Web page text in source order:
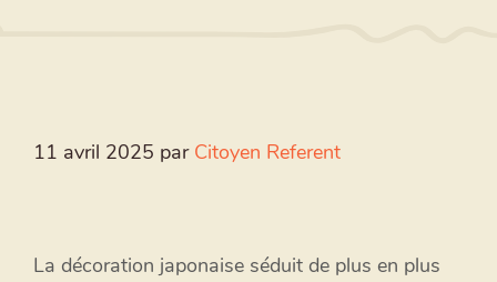
11 avril 2025 par Citoyen Referent
La décoration japonaise séduit de plus en plus